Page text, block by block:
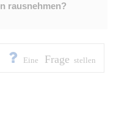
rausnehmen?
Eine Frage stellen